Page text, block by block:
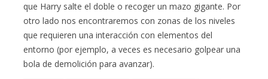
que Harry salte el doble o recoger un mazo gigante. Por
otro lado nos encontraremos con zonas de los niveles
que requieren una interacción con elementos del
entorno (por ejemplo, a veces es necesario golpear una
bola de demolición para avanzar).